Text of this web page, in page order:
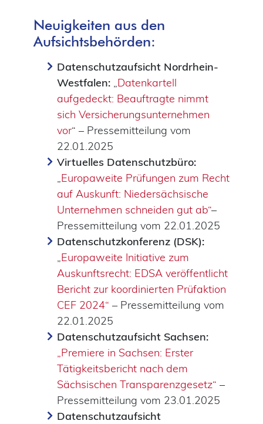
Neuigkeiten aus den
Aufsichtsbehörden:
Datenschutzaufsicht Nordrhein-
Westfalen:„Datenkartell
aufgedeckt: Beauftragte nimmt
sich Versicherungsunternehmen
vor“ – Pressemitteilung vom
22.01.2025
Virtuelles Datenschutzbüro:
„Europaweite Prüfungen zum Recht
auf Auskunft: Niedersächsische
Unternehmen schneiden gut ab“–
Pressemitteilung vom 22.01.2025
Datenschutzkonferenz (DSK):
„Europaweite Initiative zum
Auskunftsrecht: EDSA veröffentlicht
Bericht zur koordinierten Prüfaktion
CEF 2024“ – Pressemitteilung vom
22.01.2025
Datenschutzaufsicht Sachsen:
„Premiere in Sachsen: Erster
Tätigkeitsbericht nach dem
Sächsischen Transparenzgesetz“ –
Pressemitteilung vom 23.01.2025
Datenschutzaufsicht